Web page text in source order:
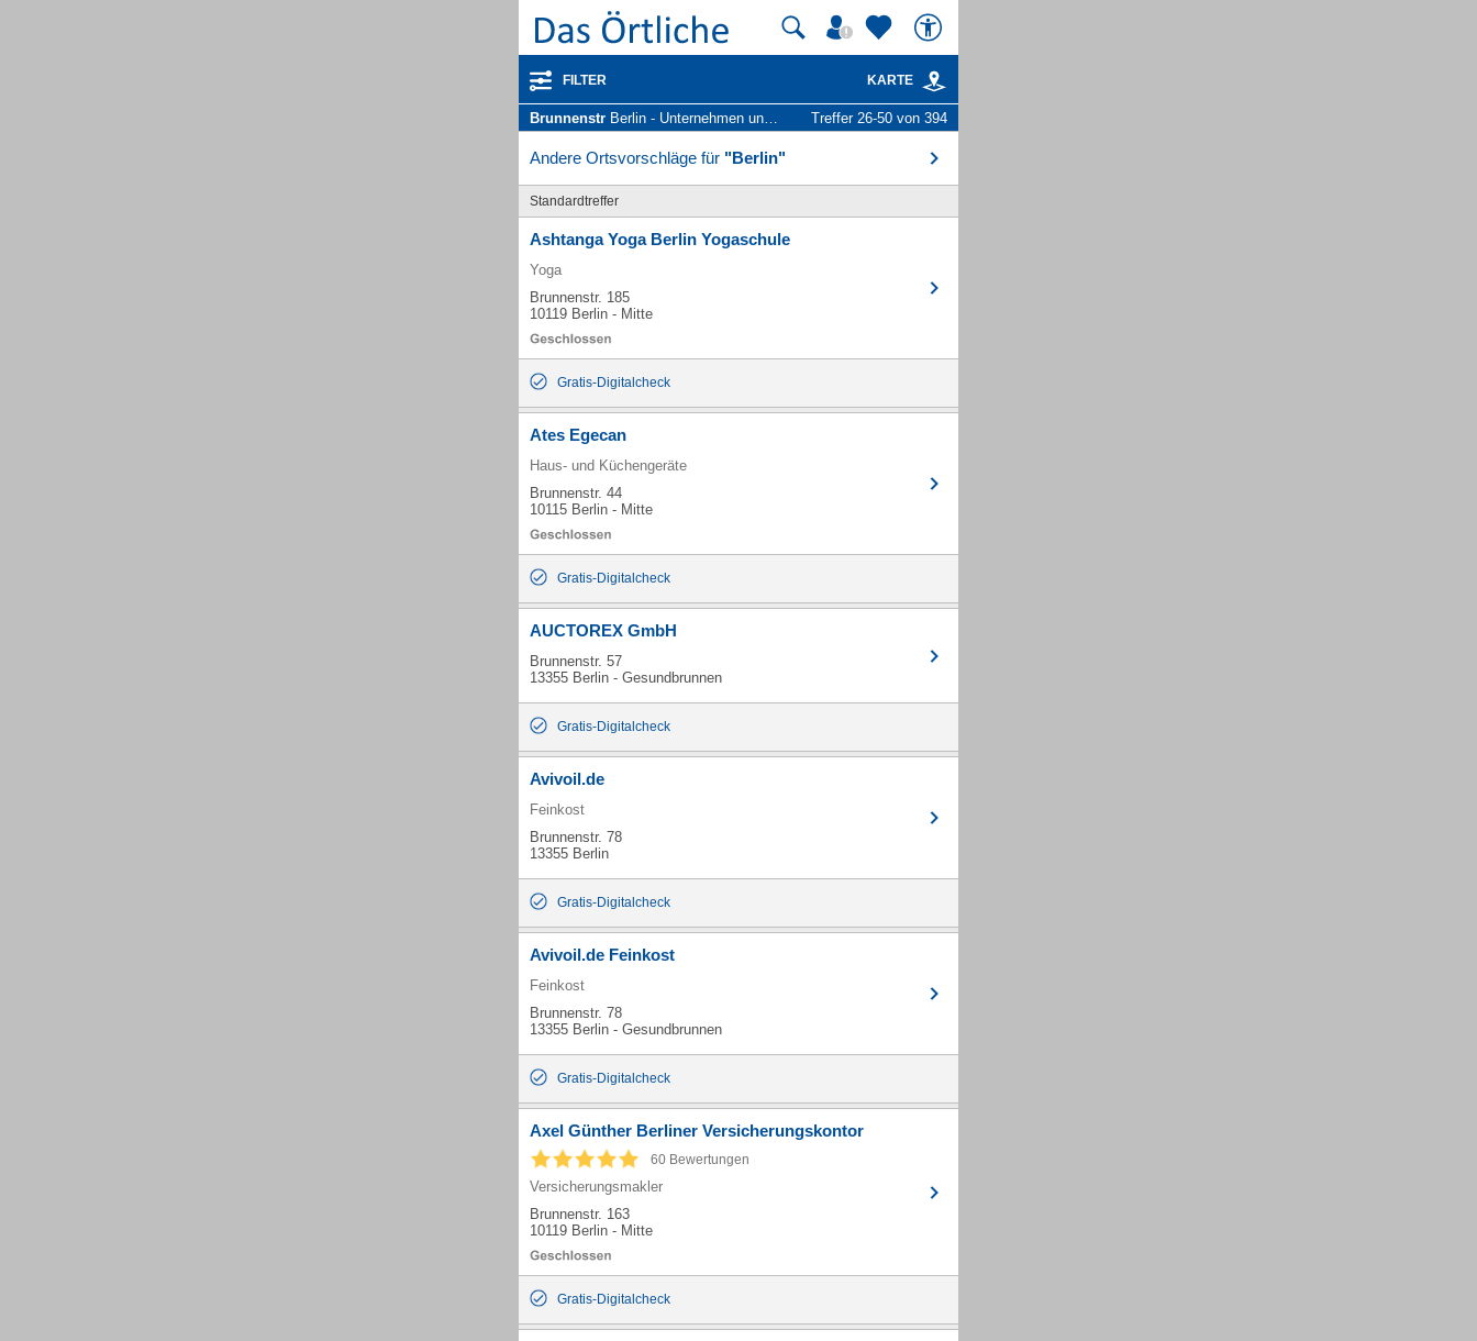
FILTER KARTE
Brunnenstr Berlin - Unternehmen und Personen Treffer 26-50 von 394
Andere Ortsvorschläge für "Berlin"
Standardtreffer
Ashtanga Yoga Berlin Yogaschule
Yoga
Brunnenstr. 185
10119 Berlin - Mitte
Gratis-Digitalcheck
Ates Egecan
Haus- und Küchengeräte
Brunnenstr. 44
10115 Berlin - Mitte
Gratis-Digitalcheck
AUCTOREX GmbH
Brunnenstr. 57
13355 Berlin - Gesundbrunnen
Gratis-Digitalcheck
Avivoil.de
Feinkost
Brunnenstr. 78
13355 Berlin
Gratis-Digitalcheck
Avivoil.de Feinkost
Feinkost
Brunnenstr. 78
13355 Berlin - Gesundbrunnen
Gratis-Digitalcheck
Axel Günther Berliner Versicherungskontor
60 Bewertungen
Versicherungsmakler
Brunnenstr. 163
10119 Berlin - Mitte
Gratis-Digitalcheck